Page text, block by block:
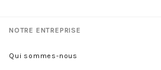
NOTRE ENTREPRISE
Qui sommes-nous